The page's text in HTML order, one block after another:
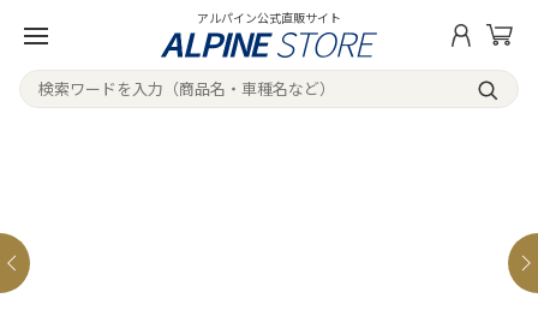
アルパイン公式直販サイト